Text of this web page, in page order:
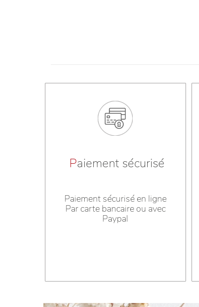
Paiement sécurisé
Paiement sécurisé en ligne
Par carte bancaire ou avec
Paypal